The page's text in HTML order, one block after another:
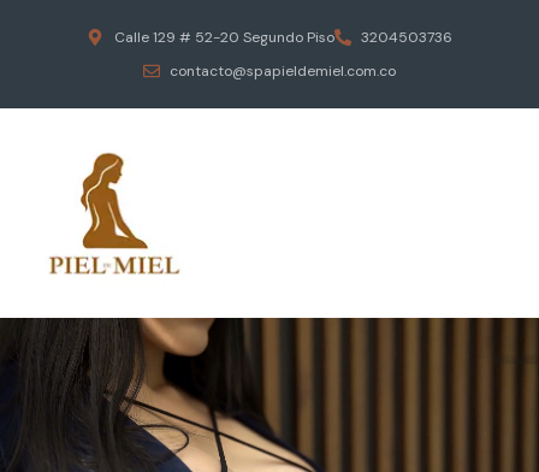
Calle 129 # 52-20 Segundo Piso
3204503736
contacto@spapieldemiel.com.co
ESCAPA DEL ESTRES DIARIO
MASAJES EROTICOS